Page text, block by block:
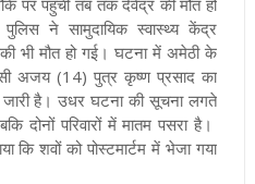
ने सामुदायिक स्वास्थ्य केंद्र
भी मौत हो गई। घटना में अमेठी के
अजय (14) पुत्र कृष्ण प्रसाद का
जारी है। उधर घटना की सूचना लगते
दोनों परिवारों में मातम पसरा है।
कि शवों को पोस्टमार्टम में भेजा गया